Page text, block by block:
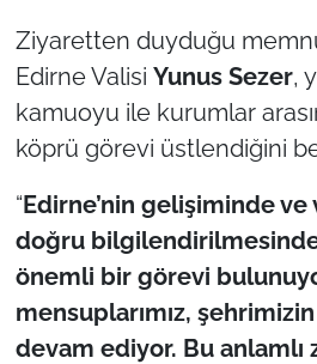
Ziyaretten duyduğu
Edirne Valisi Yunus Sezer,
kamuoyu ile kurumlar
köprü görevi üstlendiğini
“Edirne’nin gelişiminde ve
doğru bilgilendirilmesinde
önemli bir görevi
mensuplarımız,
devam ediyor. Bu
Flaş Haber
Dış Haberler
Magazin
İş Dünyası
Bilim Teknoloji